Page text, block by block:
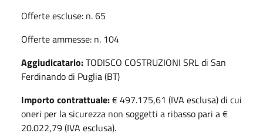
Offerte escluse: n. 65
Offerte ammesse: n. 104
Aggiudicatario:TODISCO COSTRUZIONI SRL di San
Ferdinando di Puglia (BT)
Importo contrattuale:€ 497.175,61 (IVA esclusa) di cui
oneri per la sicurezza non soggetti a ribasso pari a €
20.022,79 (IVA esclusa).